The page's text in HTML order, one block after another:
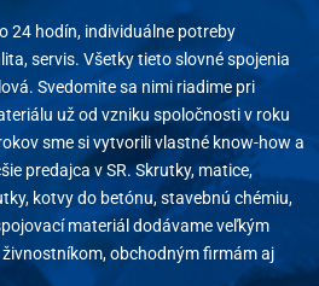
24 hodín, individuálne potreby
servis. Všetky tieto slovné spojenia
Svedomite sa nimi riadime pri
už od vzniku spoločnosti v roku
sme si vytvorili vlastné know-how a
predajca v SR. Skrutky, matice,
kotvy do betónu, stavebnú chémiu,
materiál dodávame veľkým
obchodným firmám aj